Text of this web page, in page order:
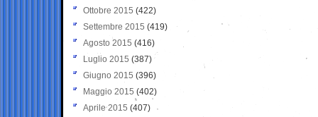
Ottobre 2015 (422)
Settembre 2015 (419)
Agosto 2015 (416)
Luglio 2015 (387)
Giugno 2015 (396)
Maggio 2015 (402)
Aprile 2015 (407)